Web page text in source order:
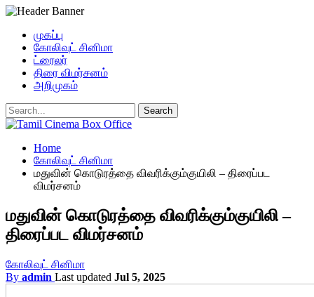
முகப்பு
கோலிவுட் சினிமா
ட்ரைலர்
திரை விமர்சனம்
அறிமுகம்
Home
கோலிவுட் சினிமா
மதுவின் கொடுரத்தை விவரிக்கும்குயிலி – திரைப்பட
விமர்சனம்
மதுவின் கொடுரத்தை விவரிக்கும்குயிலி –
திரைப்பட விமர்சனம்
கோலிவுட் சினிமா
By admin Last updated Jul 5, 2025